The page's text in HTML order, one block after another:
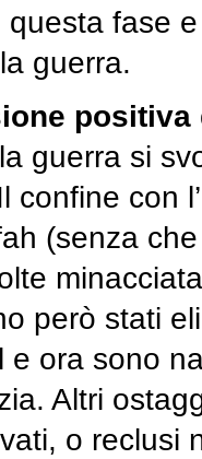
fase
guerra.
positiva
guerra si
confine con
(senza
però stati
ora sono
Altri
o reclusi